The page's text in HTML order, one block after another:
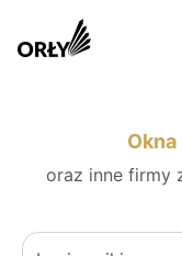
oraz inne firmy